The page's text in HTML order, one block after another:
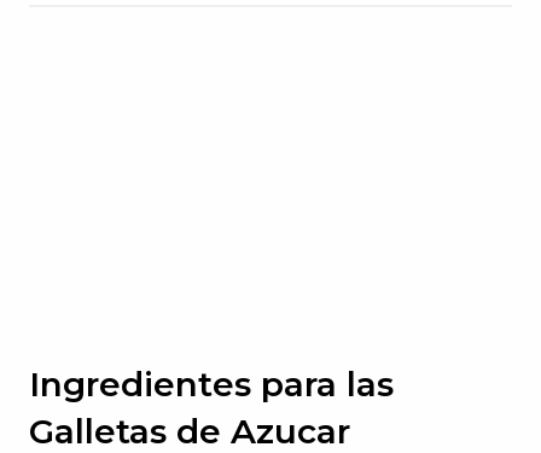
Ingredientes para las
Galletas de Azucar